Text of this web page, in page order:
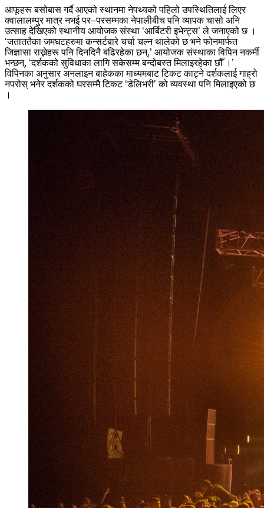
आफूहरू बसोबास गर्दै आएको स्थानमा नेपथ्यको पहिलो उपस्थितिलाई लिएर
क्वालालम्पुर मात्र नभई पर–परसम्मका नेपालीबीच पनि व्यापक चासो अनि
उत्साह देखिएको स्थानीय आयोजक संस्था ‘आर्बिटरी इभेन्ट्स’ ले जनाएको छ ।
‘जताततैका जमघटहरुमा कन्सर्टबारे चर्चा चल्न थालेको छ भने फोनमार्फत
जिज्ञासा राख्नेहरू पनि दिनदिनै बढिरहेका छन्,’ आयोजक संस्थाका विपिन नकर्मी
भन्छन्, ‘दर्शकको सुविधाका लागि सकेसम्म बन्दोबस्त मिलाइरहेका छौँ ।’
विपिनका अनुसार अनलाइन बाहेकका माध्यमबाट टिकट काट्ने दर्शकलाई गाह्रो
नपरोस् भनेर दर्शकको घरसम्मै टिकट ‘डेलिभरी’ को व्यवस्था पनि मिलाइएको छ
।